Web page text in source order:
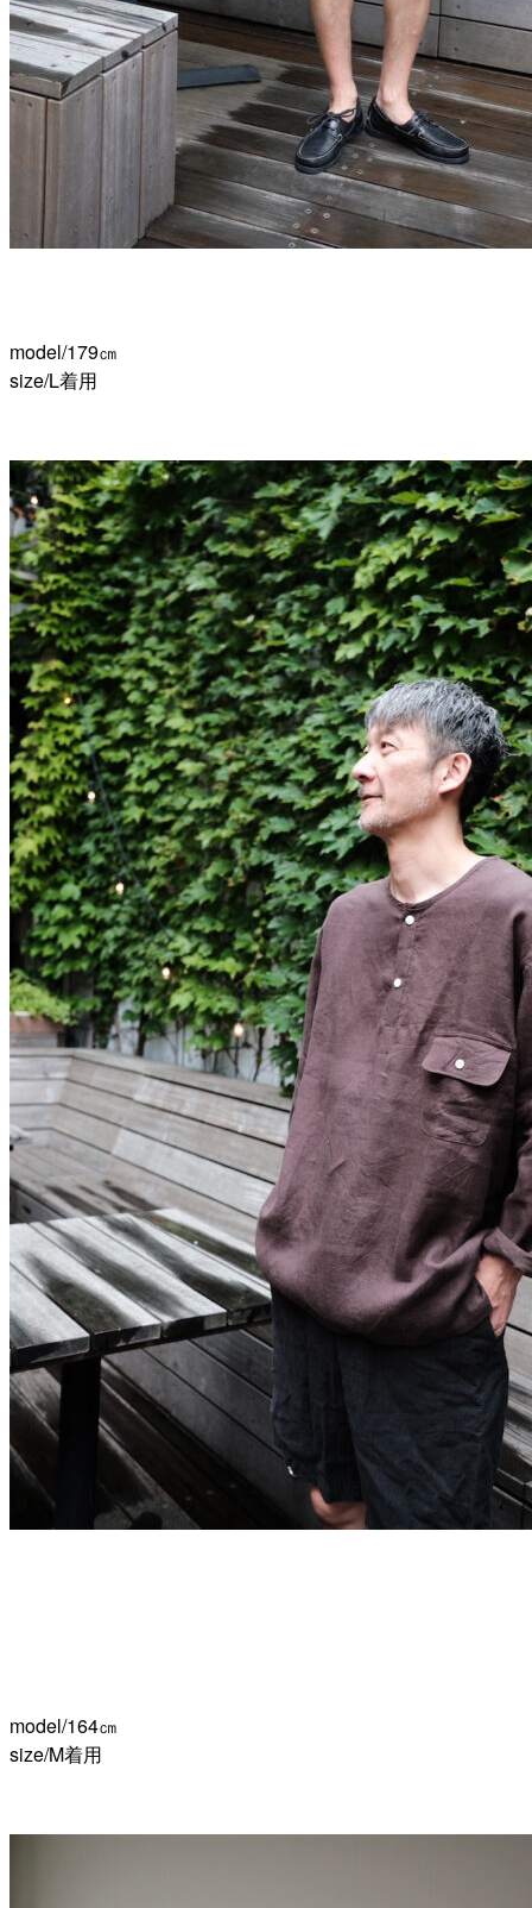
model/179㎝
size/L着用
model/164㎝
size/M着用